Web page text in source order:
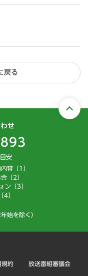
戻る
せ
安
容［1］
［2］
ン［3］
4］
始を除く）
規約 放送番組審議会